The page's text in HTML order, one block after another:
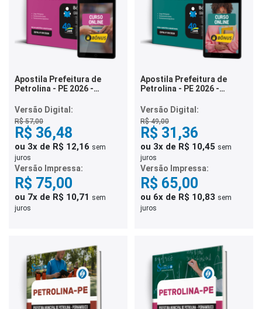
Apostila Prefeitura de
Petrolina - PE 2026 -
do Ensino Fundamental –
Ciências
Versão Digital:
R$ 57,00
R$ 36,48
ou 3x de R$ 12,16 sem
juros
Versão Impressa:
R$ 75,00
ou 7x de R$ 10,71 sem
juros
Apostila Prefeitura de
Petrolina - PE 2026 -
do Ensino Fundamental –
História
Versão Digital:
R$ 49,00
R$ 31,36
ou 3x de R$ 10,45 sem
juros
Versão Impressa:
R$ 65,00
ou 6x de R$ 10,83 sem
juros